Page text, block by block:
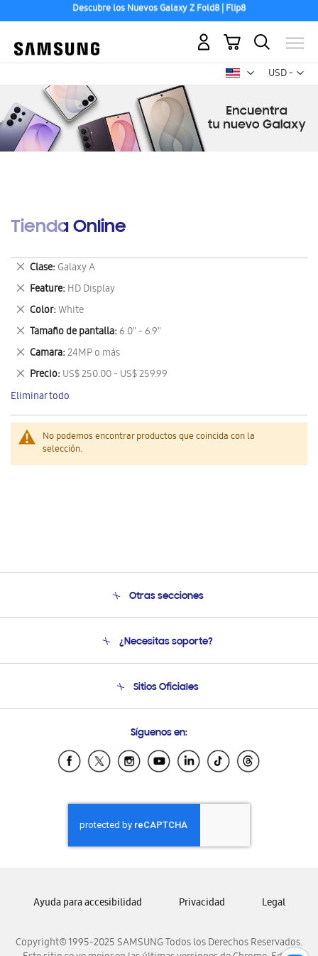
Descubre los Nuevos Galaxy Z Fold8 | Flip8
Aceptamos las principales tarjetas de crédito.
USD -
dólar
Mi carrito
Tienda Online
No podemos encontrar productos que coincida con la
selección.
Clase Galaxy A
Eliminar
este
artículo
Feature HD Display
Eliminar
este
artículo
Color White
Eliminar
este
artículo
Tamaño de pantalla 6.0" - 6.9"
Eliminar
este
artículo
Camara 24MP o más
Eliminar
este
artículo
Precio US$ 250.00 - US$ 259.99
Eliminar
este
artículo
Eliminar todo
Otras secciones
Soporte
Condiciones de Compra
¿Necesitas soporte?
Soporte vía eMail
Sitios Oficiales
Samsung Ecuador
Samsung El Salvador
Samsung Honduras
Samsung Nicaragua
Samsung Panamá
Samsung Venezuela
Síguenos en:
Copyright© 1995-2025 SAMSUNG Todos los Derechos Reservados.
Ayuda para accesibilidad Privacidad Legal